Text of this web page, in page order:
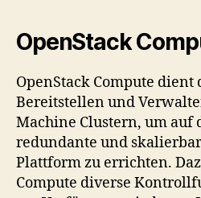
OpenStack
OpenStack Compute dient
Bereitstellen und
Machine Clustern, um auf
redundante und
Plattform zu errichten.
Compute diverse